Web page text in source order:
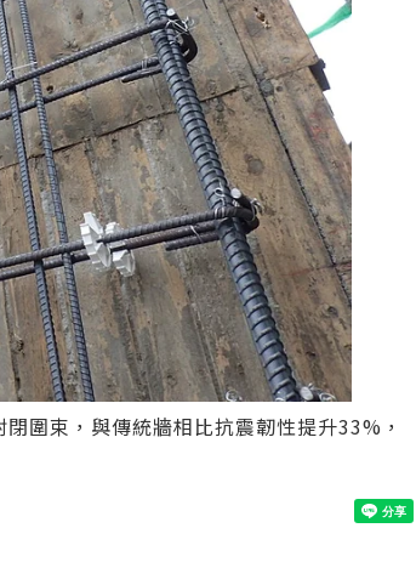
圍束，與傳統牆相比抗震韌性提升33%，